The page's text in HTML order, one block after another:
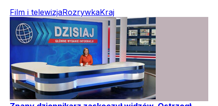
Film i telewizjaRozrywkaKraj